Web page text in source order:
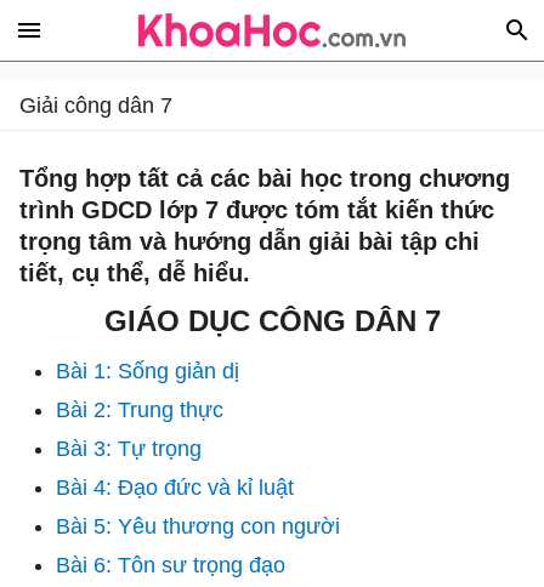
Giải công dân 7
Tổng hợp tất cả các bài học trong chương
trình GDCD lớp 7 được tóm tắt kiến thức
trọng tâm và hướng dẫn giải bài tập chi
tiết, cụ thể, dễ hiểu.
GIÁO DỤC CÔNG DÂN 7
Bài 1: Sống giản dị
Bài 2: Trung thực
Bài 3: Tự trọng
Bài 4: Đạo đức và kỉ luật
Bài 5: Yêu thương con người
Bài 6: Tôn sư trọng đạo